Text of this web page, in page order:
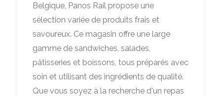
Belgique, Panos Rail propose une
sélection variée de produits frais et
savoureux. Ce magasin offre une large
gamme de sandwiches, salades,
pâtisseries et boissons, tous préparés avec
soin et utilisant des ingrédients de qualité.
Que vous soyez à la recherche d'un repas